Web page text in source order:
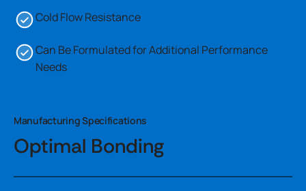
Cold Flow Resistance
Can Be Formulated for Additional Performance
Needs
Manufacturing Specifications
Optimal Bonding